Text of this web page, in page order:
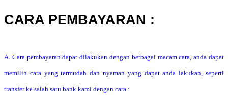
CARA PEMBAYARAN :
A. Cara pembayaran dapat dilakukan dengan berbagai macam cara, anda dapat
memilih cara yang termudah dan nyaman yang dapat anda lakukan, seperti
transfer ke salah satu bank kami dengan cara :